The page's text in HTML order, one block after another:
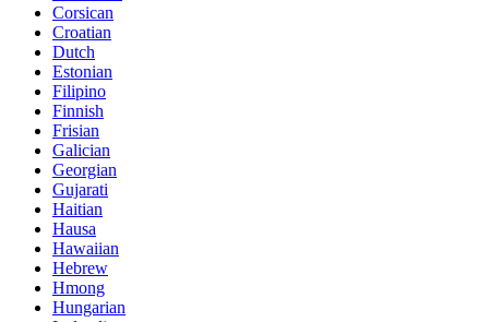
Corsican
Croatian
Dutch
Estonian
Filipino
Finnish
Frisian
Galician
Georgian
Gujarati
Haitian
Hausa
Hawaiian
Hebrew
Hmong
Hungarian